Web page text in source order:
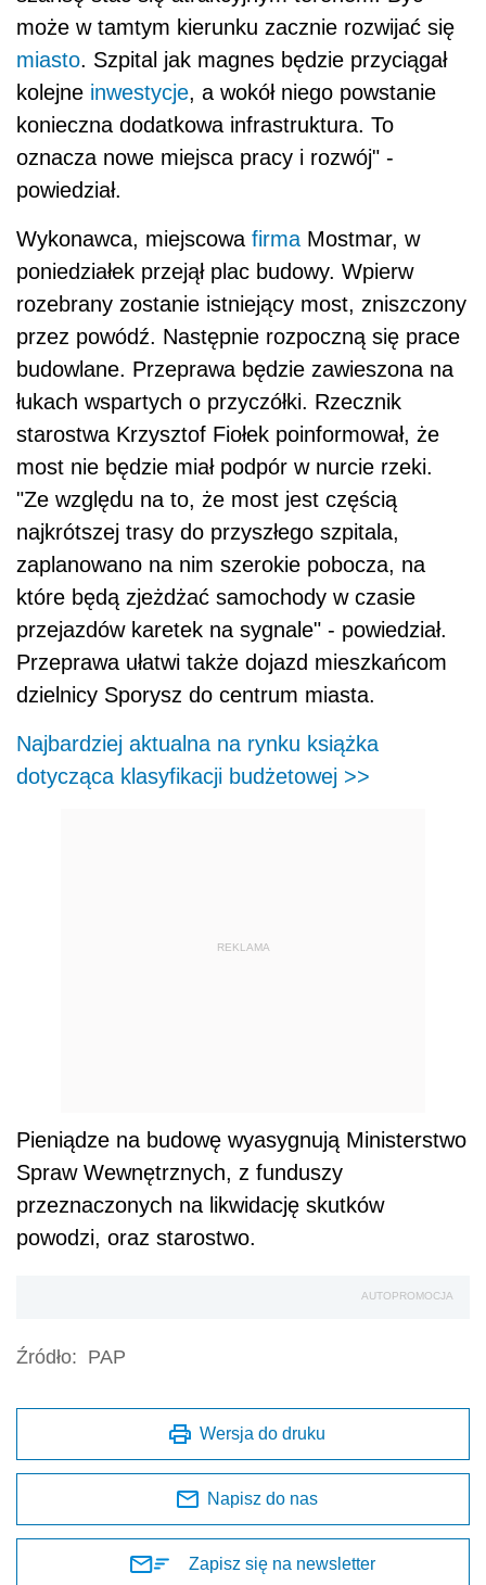
może w tamtym kierunku zacznie rozwijać się
miasto. Szpital jak magnes będzie przyciągał
kolejne inwestycje, a wokół niego powstanie
konieczna dodatkowa infrastruktura. To
oznacza nowe miejsca pracy i rozwój" -
powiedział.
Wykonawca, miejscowa firma Mostmar, w
poniedziałek przejął plac budowy. Wpierw
rozebrany zostanie istniejący most, zniszczony
przez powódź. Następnie rozpoczną się prace
budowlane. Przeprawa będzie zawieszona na
łukach wspartych o przyczółki. Rzecznik
starostwa Krzysztof Fiołek poinformował, że
most nie będzie miał podpór w nurcie rzeki.
"Ze względu na to, że most jest częścią
najkrótszej trasy do przyszłego szpitala,
zaplanowano na nim szerokie pobocza, na
które będą zjeżdżać samochody w czasie
przejazdów karetek na sygnale" - powiedział.
Przeprawa ułatwi także dojazd mieszkańcom
dzielnicy Sporysz do centrum miasta.
Najbardziej aktualna na rynku książka
dotycząca klasyfikacji budżetowej >>
REKLAMA
Pieniądze na budowę wyasygnują Ministerstwo
Spraw Wewnętrznych, z funduszy
przeznaczonych na likwidację skutków
powodzi, oraz starostwo.
AUTOPROMOCJA
Źródło: PAP
Wersja do druku
Napisz do nas
Zapisz się na newsletter